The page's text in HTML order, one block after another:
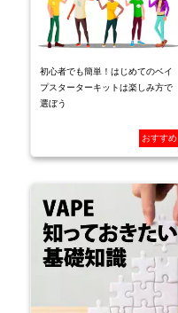
初心者でも簡単！はじめてのベイ
プスターターキットは楽しみ方で
選ぼう
おすすめ